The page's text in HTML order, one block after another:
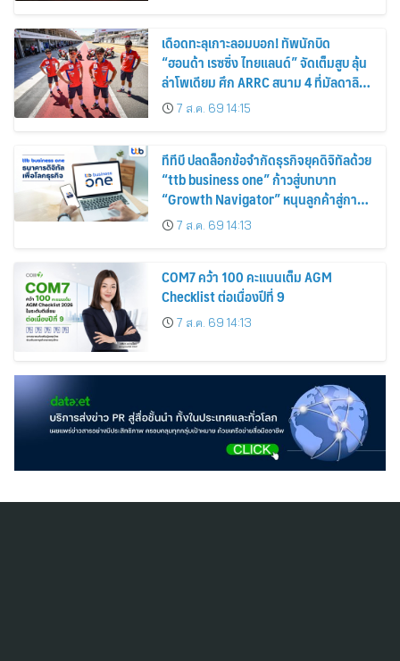
เดือดทะลุเกาะลอมบอก! ทัพนักบิด
“ฮอนด้า เรซซิ่ง ไทยแลนด์” จัดเต็มสูบ ลุ้น
ล่าโพเดียม ศึก ARRC สนาม 4 ที่มัลดาลิ
กา 7 ส.ค. 69 14:15
ทีทีบี ปลดล็อกข้อจำกัดธุรกิจยุคดิจิทัลด้วย
“ttb business one” ก้าวสู่บทบาท
“Growth Navigator” หนุนลูกค้าสู่การ
เติบโตอย่างแท้จริง
7 ส.ค. 69 14:13
COM7 คว้า 100 คะแนนเต็ม AGM
Checklist ต่อเนื่องปีที่ 9
7 ส.ค. 69 14:13